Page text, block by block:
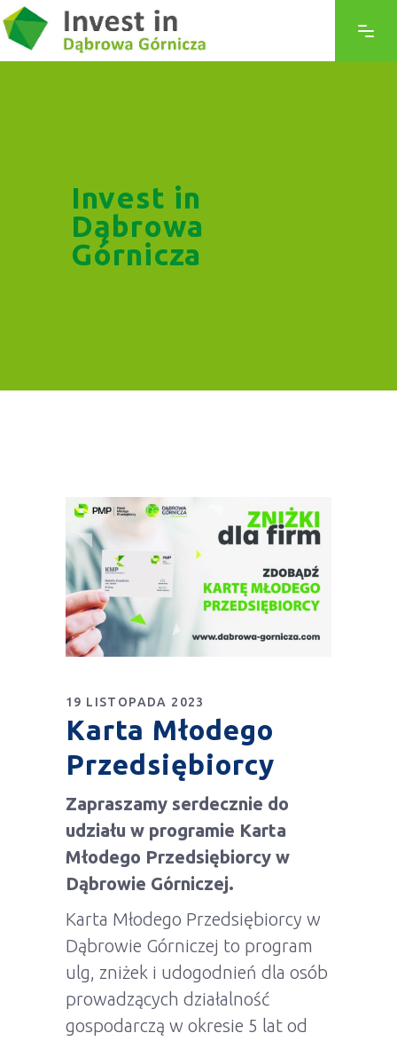
Invest in
Dąbrowa
Górnicza
19 LISTOPADA 2023
Karta Młodego
Przedsiębiorcy
Zapraszamy serdecznie do
udziału w programie Karta
Młodego Przedsiębiorcy w
Dąbrowie Górniczej.
Karta Młodego Przedsiębiorcy w
Dąbrowie Górniczej to program
ulg, zniżek i udogodnień dla osób
prowadzących działalność
gospodarczą w okresie 5 lat od